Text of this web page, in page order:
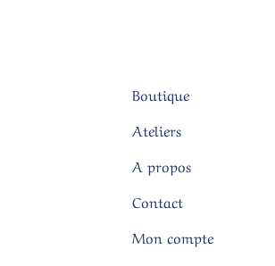
Boutique
Ateliers
A propos
Contact
Mon compte